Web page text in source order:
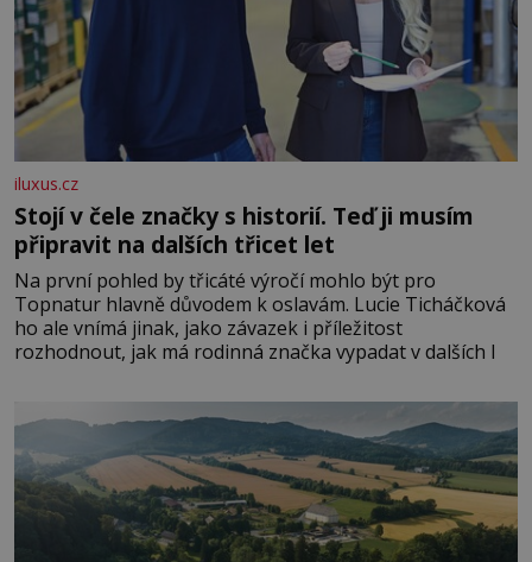
iluxus.cz
Stojí v čele značky s historií. Teď ji musím
připravit na dalších třicet let
Na první pohled by třicáté výročí mohlo být pro
Topnatur hlavně důvodem k oslavám. Lucie Ticháčková
ho ale vnímá jinak, jako závazek i příležitost
rozhodnout, jak má rodinná značka vypadat v dalších l